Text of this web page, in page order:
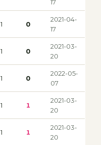
17
1 0
2021-04-
17
1 0
2021-03-
20
1 0
2022-05-
07
1 1
2021-03-
20
1 1
2021-03-
20